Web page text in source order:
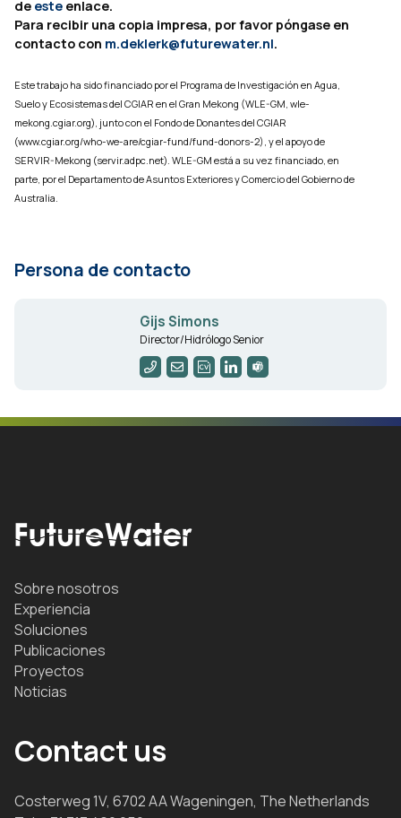
de este enlace.
Para recibir una copia impresa, por favor póngase en
contacto con m.deklerk@futurewater.nl.
Este trabajo ha sido financiado por el Programa de Investigación en Agua,
Suelo y Ecosistemas del CGIAR en el Gran Mekong (WLE-GM, wle-
mekong.cgiar.org), junto con el Fondo de Donantes del CGIAR
(www.cgiar.org/who-we-are/cgiar-fund/fund-donors-2), y el apoyo de
SERVIR-Mekong (servir.adpc.net). WLE-GM está a su vez financiado, en
parte, por el Departamento de Asuntos Exteriores y Comercio del Gobierno de
Australia.
Persona de contacto
Gijs Simons
Director/Hidrólogo Senior
Sobre nosotros
Experiencia
Soluciones
Publicaciones
Proyectos
Noticias
Contact us
Costerweg 1V, 6702 AA Wageningen, The Netherlands